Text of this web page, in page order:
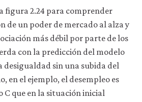
figura 2.24 para comprender
de un poder de mercado al alza y
más débil por parte de los
con la predicción del modelo
desigualdad sin una subida del
en el ejemplo, el desempleo es
C que en la situación inicial